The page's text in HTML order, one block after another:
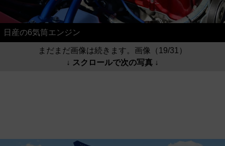
日産の6気筒エンジン
まだまだ画像は続きます。画像（19/31）
↓ スクロールで次の写真 ↓